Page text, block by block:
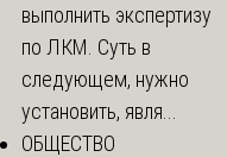
выполнить экспертизу
по ЛКМ. Суть в
следующем, нужно
установить, явля...
ОБЩЕСТВО